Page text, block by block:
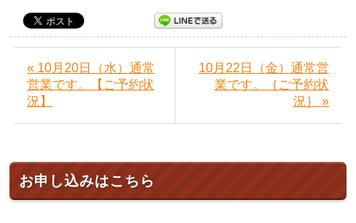
« 10月20日（水）通常
営業です。【ご予約状
況】
10月22日（金）通常営
業です。｛ご予約状
況｝ »
お申し込みはこちら